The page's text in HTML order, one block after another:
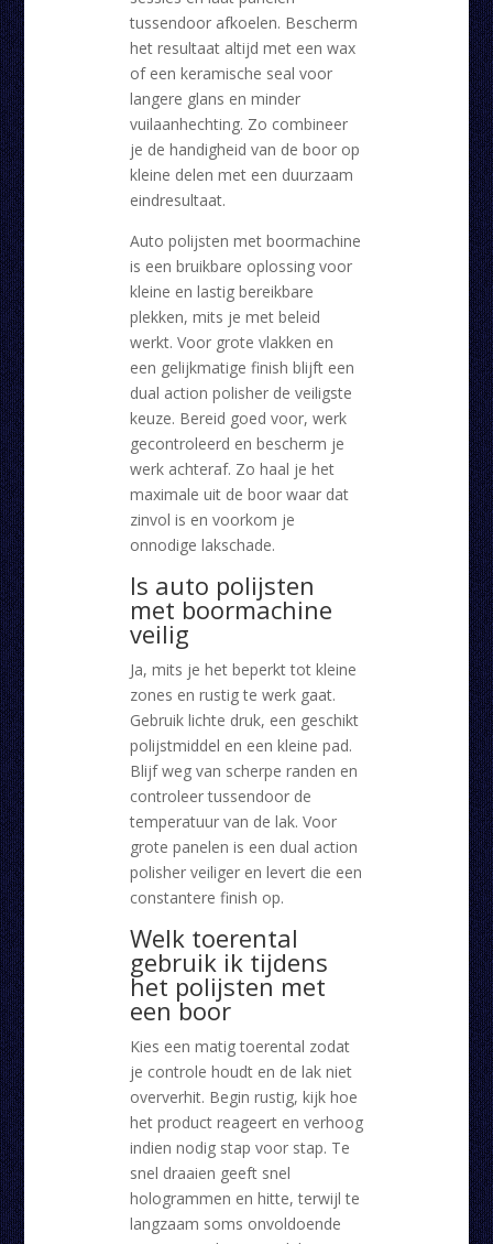
tussendoor afkoelen. Bescherm
het resultaat altijd met een wax
of een keramische seal voor
langere glans en minder
vuilaanhechting. Zo combineer
je de handigheid van de boor op
kleine delen met een duurzaam
eindresultaat.
Auto polijsten met boormachine
is een bruikbare oplossing voor
kleine en lastig bereikbare
plekken, mits je met beleid
werkt. Voor grote vlakken en
een gelijkmatige finish blijft een
dual action polisher de veiligste
keuze. Bereid goed voor, werk
gecontroleerd en bescherm je
werk achteraf. Zo haal je het
maximale uit de boor waar dat
zinvol is en voorkom je
onnodige lakschade.
Is auto polijsten
met boormachine
veilig
Ja, mits je het beperkt tot kleine
zones en rustig te werk gaat.
Gebruik lichte druk, een geschikt
polijstmiddel en een kleine pad.
Blijf weg van scherpe randen en
controleer tussendoor de
temperatuur van de lak. Voor
grote panelen is een dual action
polisher veiliger en levert die een
constantere finish op.
Welk toerental
gebruik ik tijdens
het polijsten met
een boor
Kies een matig toerental zodat
je controle houdt en de lak niet
oververhit. Begin rustig, kijk hoe
het product reageert en verhoog
indien nodig stap voor stap. Te
snel draaien geeft snel
hologrammen en hitte, terwijl te
langzaam soms onvoldoende